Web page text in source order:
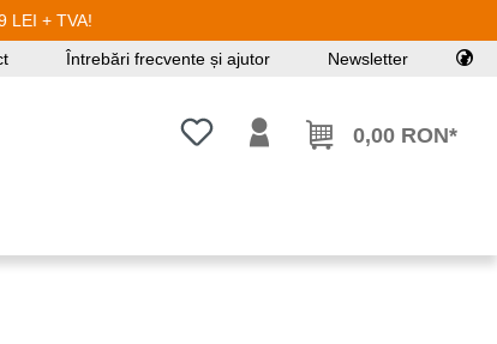
LEI + TVA!
Întrebări frecvente și ajutor Newsletter
Aveți 0 articole din lista de dorințe
0,00 RON*